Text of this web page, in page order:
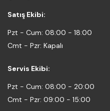
Satış Ekibi:
Pzt - Cum: 08:00 - 18:00
Cmt - Pzr: Kapalı
Servis Ekibi:
Pzt - Cum: 08:00 - 20:00
Cmt - Pzr: 09:00 - 15:00